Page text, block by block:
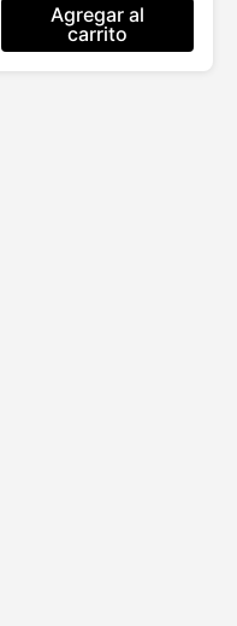
Agregar al
carrito